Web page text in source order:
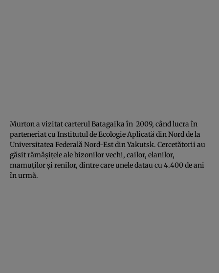
Murton a vizitat carterul Batagaika în 2009, când lucra în
parteneriat cu Institutul de Ecologie Aplicată din Nord de la
Universitatea Federală Nord-Est din Yakutsk. Cercetătorii au
găsit rămăşiţele ale bizonilor vechi, cailor, elanilor,
mamuţilor şi renilor, dintre care unele datau cu 4.400 de ani
în urmă.